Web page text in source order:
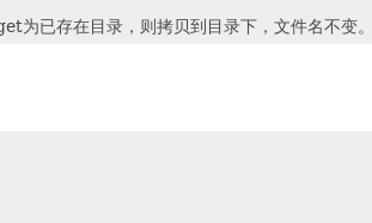
已存在目录，则拷贝到目录下，文件名不变。